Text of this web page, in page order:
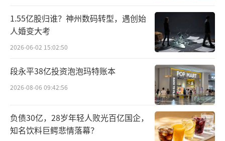
扫描二维码获取中国郎火锅地图、参与投票
1.55亿股归谁？神州数码转型，遇创始
人婚变大考
2026-06-02 15:02:50
段永平38亿投资泡泡玛特账本
2026-08-06 09:42:56
负债30亿，28岁年轻人败光百亿国企，
知名饮料巨鳄悲情落幕？